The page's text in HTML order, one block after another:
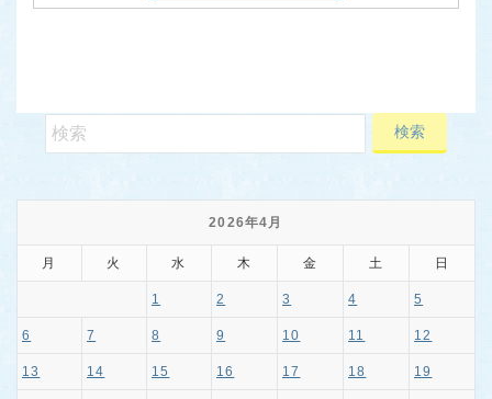
2026年4月
月 火 水 木 金 土 日
1 2 3 4 5
6 7 8 9 10 11 12
13 14 15 16 17 18 19